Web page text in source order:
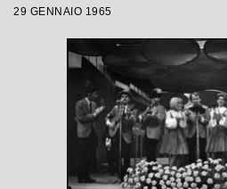
29 GENNAIO 1965